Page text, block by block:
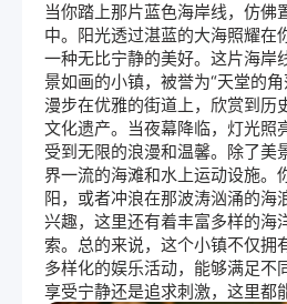
当你踏上那片蓝色海岸线，仿佛
中。阳光透过湛蓝的大海照耀在
一种无比宁静的美好。这片海岸
景如画的小镇，被誉为“天堂的
漫步在优雅的街道上，欣赏到历
文化遗产。当夜幕降临，灯光照
受到无限的浪漫和温馨。除了美
界一流的海滩和水上运动设施。
阳，或者冲浪在那波涛汹涌的海
兴趣，这里还有着丰富多样的海
索。总的来说，这个小镇不仅拥
多样化的娱乐活动，能够满足不
享受宁静还是追求刺激，这里都